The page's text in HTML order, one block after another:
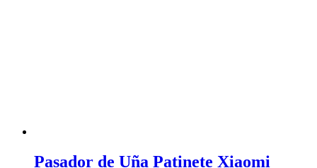
Pasador de Uña Patinete Xiaomi